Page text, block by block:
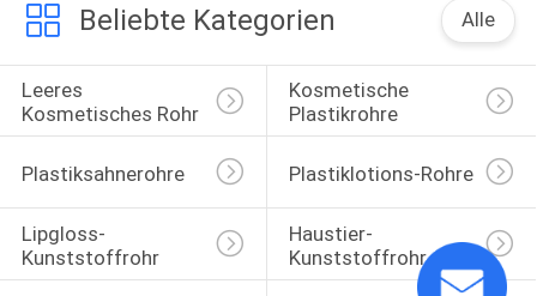
Beliebte Kategorien Alle
Leeres
Kosmetisches Rohr
Kosmetische
Plastikrohre
Plastiksahnerohre Plastiklotions-Rohre
Lipgloss-
Kunststoffrohr
Haustier-
Kunststoffrohr